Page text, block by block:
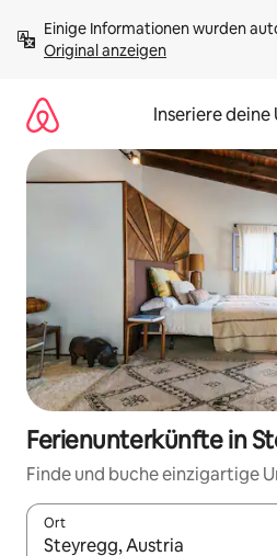
Inhalten
springenOriginal anzeigen
Inseriere
Ferienunterkünfte in
Finde und buche einzigartige
Ort
Wenn Ergebnisse verfügbar